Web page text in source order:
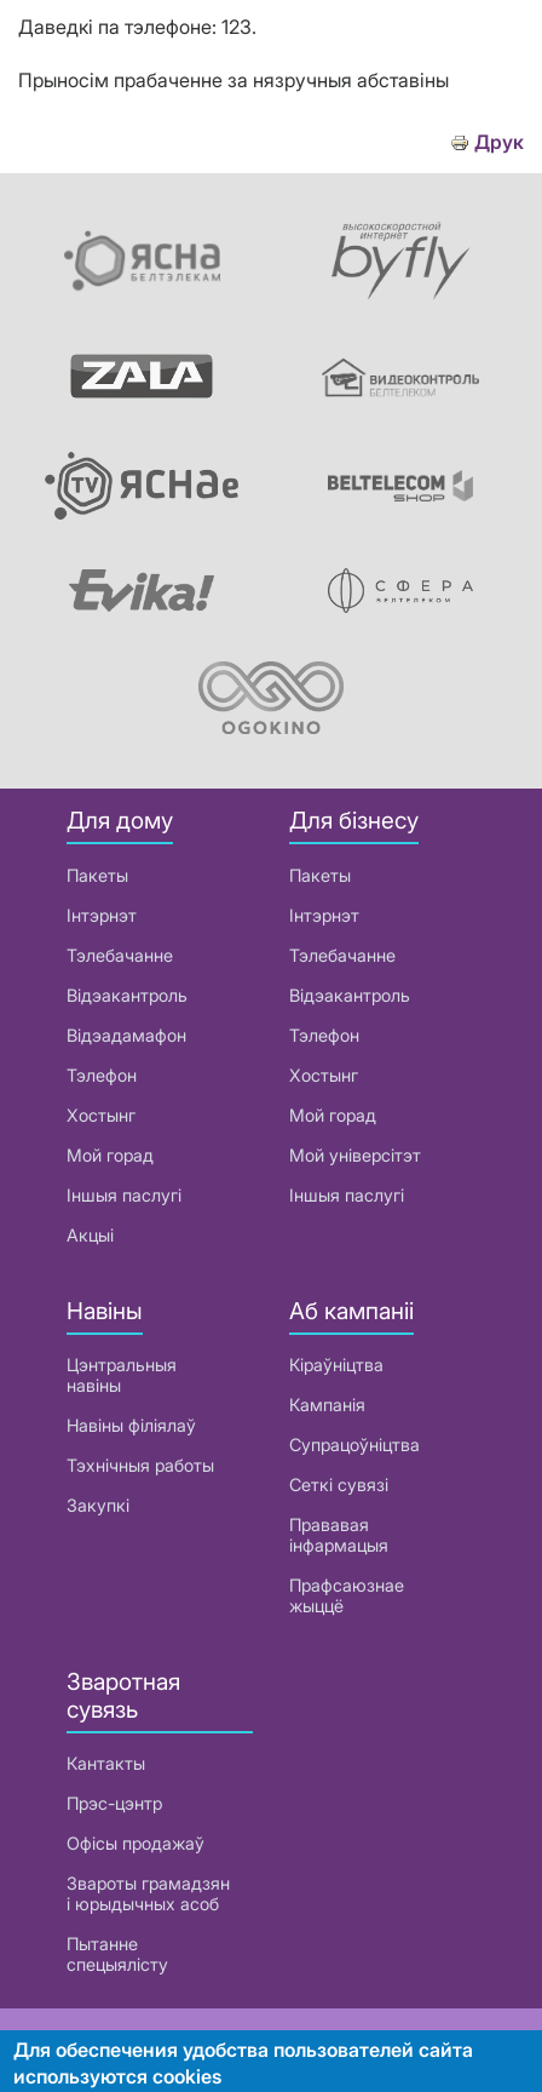
Даведкі па тэлефоне: 123.
Прыносiм прабаченне за нязручныя абставiны
Друк
Для дому
Пакеты
Інтэрнэт
Тэлебачанне
Відэакантроль
Відэадамафон
Тэлефон
Хостынг
Мой горад
Іншыя паслугі
Акцыі
Для бізнесу
Пакеты
Інтэрнэт
Тэлебачанне
Відэакантроль
Тэлефон
Хостынг
Мой горад
Мой універсітэт
Іншыя паслугі
Навіны
Цэнтральныя
навіны
Навіны філіялаў
Тэхнічныя работы
Закупкі
Аб кампаніі
Кіраўніцтва
Кампанія
Супрацоўніцтва
Сеткі сувязі
Прававая
інфармацыя
Прафсаюзнае
жыццё
Зваротная
сувязь
Кантакты
Прэс-цэнтр
Офісы продажаў
Звароты грамадзян
і юрыдычных асоб
Пытанне
спецыялісту
РУП «Белтэлекам». УНП 101007741
Для обеспечения удобства пользователей сайта
используются cookies